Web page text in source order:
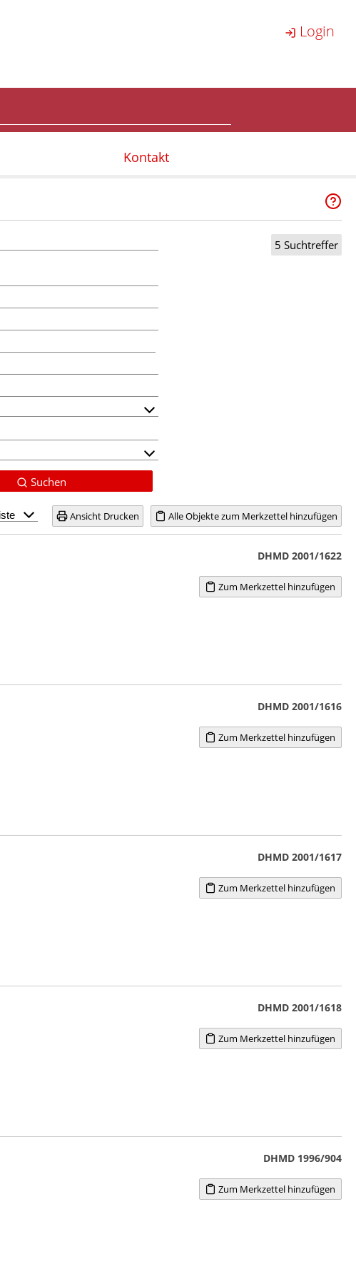
Login
Kontakt
5 Suchtreffer
Suchen
Alle Objekte zum Merkzettel hinzufügen
Ansicht Drucken
DHMD 2001/1622
Zum Merkzettel hinzufügen
DHMD 2001/1616
Zum Merkzettel hinzufügen
DHMD 2001/1617
Zum Merkzettel hinzufügen
DHMD 2001/1618
Zum Merkzettel hinzufügen
DHMD 1996/904
Zum Merkzettel hinzufügen